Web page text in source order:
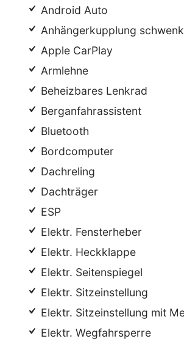
Android Auto
Anhängerkupplung
Apple CarPlay
Armlehne
Beheizbares Lenkrad
Berganfahrassistent
Bluetooth
Bordcomputer
Dachreling
Dachträger
ESP
Elektr. Fensterheber
Elektr. Heckklappe
Elektr. Seitenspiegel
Elektr. Sitzeinstellung
Elektr. Sitzeinstellung mit
Elektr. Wegfahrsperre